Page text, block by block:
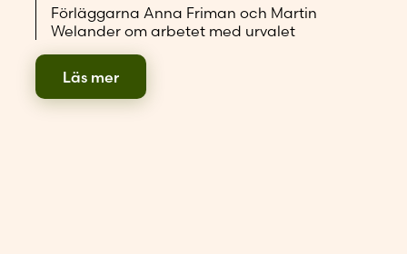
Förläggarna Anna Friman och Martin
Welander om arbetet med urvalet
Läs mer